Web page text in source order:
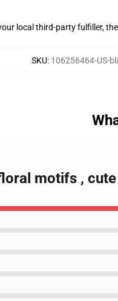
local third-party fulfiller,
SKU: 106256464-US-
motifs ,